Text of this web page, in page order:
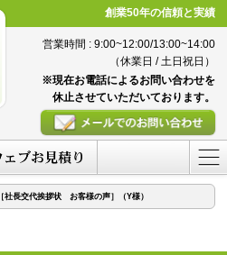
創業50年の信頼と実績
営業時間 : 9:00~12:00/13:00~14:00
（休業日 / 土日祝日）
※現在お電話によるお問い合わせを
休止させていただいております。
［社長交代挨拶状 お客様の声］（Y様）